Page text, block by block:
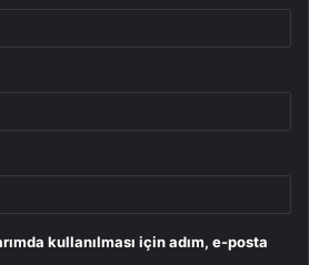
kullanılması için adım, e-posta